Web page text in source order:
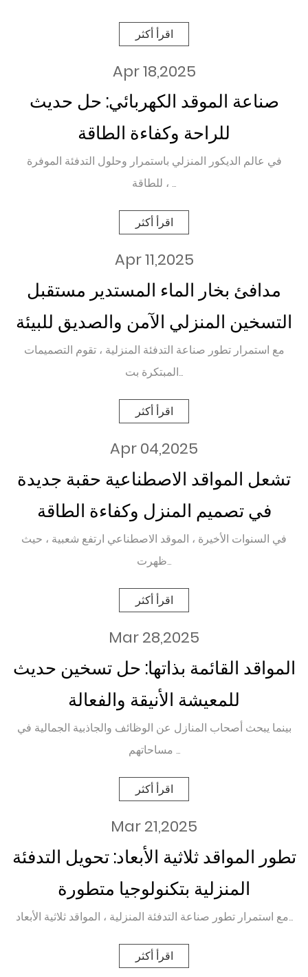
اقرأ أكثر
Apr 18,2025
صناعة الموقد الكهربائي: حل حديث
للراحة وكفاءة الطاقة
في عالم الديكور المنزلي باستمرار وحلول التدفئة الموفرة
للطاقة ، ...
اقرأ أكثر
Apr 11,2025
مدافئ بخار الماء المستدير مستقبل
التسخين المنزلي الآمن والصديق للبيئة
مع استمرار تطور صناعة التدفئة المنزلية ، تقوم التصميمات
المبتكرة بت...
اقرأ أكثر
Apr 04,2025
تشعل المواقد الاصطناعية حقبة جديدة
في تصميم المنزل وكفاءة الطاقة
في السنوات الأخيرة ، الموقد الاصطناعي ارتفع شعبية ، حيث
ظهرت...
اقرأ أكثر
Mar 28,2025
المواقد القائمة بذاتها: حل تسخين حديث
للمعيشة الأنيقة والفعالة
بينما يبحث أصحاب المنازل عن الوظائف والجاذبية الجمالية في
مساحاتهم ...
اقرأ أكثر
Mar 21,2025
تطور المواقد ثلاثية الأبعاد: تحويل التدفئة
المنزلية بتكنولوجيا متطورة
مع استمرار تطور صناعة التدفئة المنزلية ، المواقد ثلاثية الأبعاد...
اقرأ أكثر